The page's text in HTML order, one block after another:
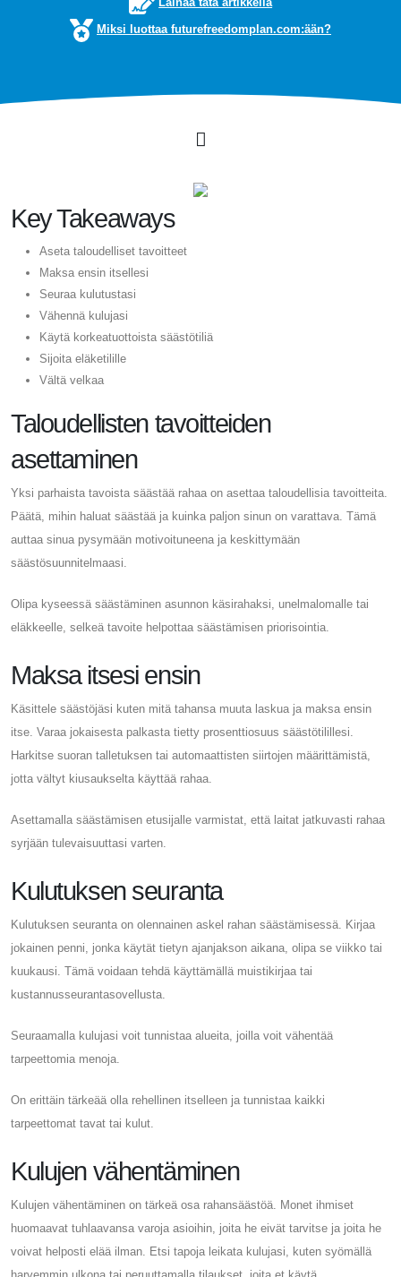
Miksi luottaa futurefreedomplan.com:ään?
Key Takeaways
Aseta taloudelliset tavoitteet
Maksa ensin itsellesi
Seuraa kulutustasi
Vähennä kulujasi
Käytä korkeatuottoista säästötiliä
Sijoita eläketilille
Vältä velkaa
Taloudellisten tavoitteiden
asettaminen
Yksi parhaista tavoista säästää rahaa on asettaa taloudellisia tavoitteita.
Päätä, mihin haluat säästää ja kuinka paljon sinun on varattava. Tämä
auttaa sinua pysymään motivoituneena ja keskittymään
säästösuunnitelmaasi.
Olipa kyseessä säästäminen asunnon käsirahaksi, unelmalomalle tai
eläkkeelle, selkeä tavoite helpottaa säästämisen priorisointia.
Maksa itsesi ensin
Käsittele säästöjäsi kuten mitä tahansa muuta laskua ja maksa ensin
itse. Varaa jokaisesta palkasta tietty prosenttiosuus säästötilillesi.
Harkitse suoran talletuksen tai automaattisten siirtojen määrittämistä,
jotta vältyt kiusaukselta käyttää rahaa.
Asettamalla säästämisen etusijalle varmistat, että laitat jatkuvasti rahaa
syrjään tulevaisuuttasi varten.
Kulutuksen seuranta
Kulutuksen seuranta on olennainen askel rahan säästämisessä. Kirjaa
jokainen penni, jonka käytät tietyn ajanjakson aikana, olipa se viikko tai
kuukausi. Tämä voidaan tehdä käyttämällä muistikirjaa tai
kustannusseurantasovellusta.
Seuraamalla kulujasi voit tunnistaa alueita, joilla voit vähentää
tarpeettomia menoja.
On erittäin tärkeää olla rehellinen itselleen ja tunnistaa kaikki
tarpeettomat tavat tai kulut.
Kulujen vähentäminen
Kulujen vähentäminen on tärkeä osa rahansäästöä. Monet ihmiset
huomaavat tuhlaavansa varoja asioihin, joita he eivät tarvitse ja joita he
voivat helposti elää ilman. Etsi tapoja leikata kulujasi, kuten syömällä